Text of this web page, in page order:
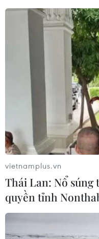
vietnamplus.vn
Thái Lan: Nổ súng
quyền tỉnh